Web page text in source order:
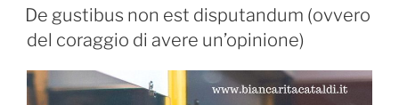
IL
De gustibus non est disputandum (ovvero
del coraggio di avere un’opinione)